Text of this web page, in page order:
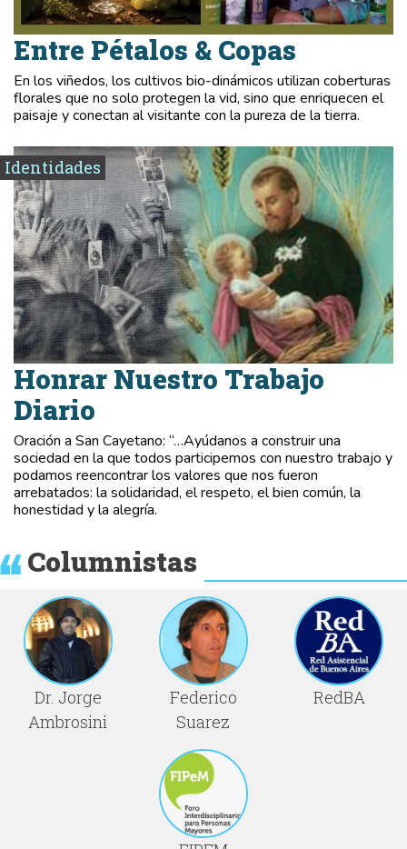
Entre Pétalos & Copas
En los viñedos, los cultivos bio-dinámicos utilizan coberturas
florales que no solo protegen la vid, sino que enriquecen el
paisaje y conectan al visitante con la pureza de la tierra.
Identidades
Honrar Nuestro Trabajo
Diario
Oración a San Cayetano: “…Ayúdanos a construir una
sociedad en la que todos participemos con nuestro trabajo y
podamos reencontrar los valores que nos fueron
arrebatados: la solidaridad, el respeto, el bien común, la
honestidad y la alegría.
Columnistas
Dr. Jorge
Ambrosini
Federico
Suarez
RedBA